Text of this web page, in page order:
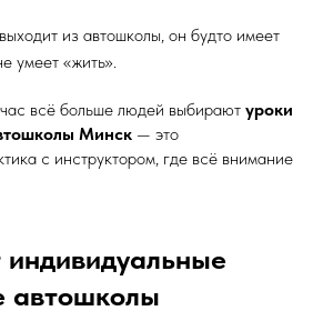
из автошколы, он будто имеет
умеет «жить».
всё больше людей выбирают уроки
Минск — это
с инструктором, где всё внимание
автошколы